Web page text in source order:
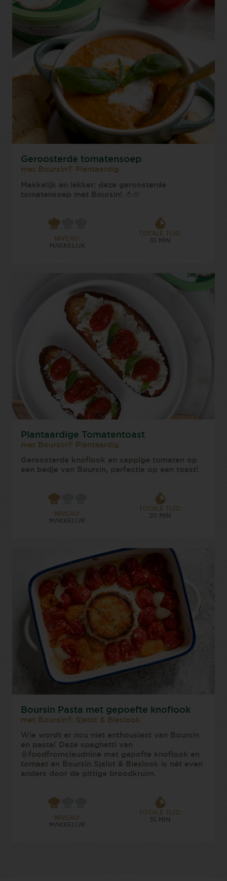
Geroosterde tomatensoep
met Boursin® Plantaardig
Makkelijk en lekker: deze geroosterde
tomatensoep met Boursin! 🍅🍲⁠
NIVEAU:
MAKKELIJK
TOTALE TIJD:
35 MIN
Plantaardige Tomatentoast
met Boursin® Plantaardig
Geroosterde knoflook en sappige tomaten op
een bedje van Boursin, perfectie op een toast!⁠
NIVEAU:
MAKKELIJK
TOTALE TIJD:
20 MIN
Boursin Pasta met gepoefte knoflook
met Boursin® Sjalot & Bieslook
Wie wordt er nou niet enthousiast van Boursin
en pasta! Deze spaghetti van
@foodfromclaudnine met gepofte knoflook en
tomaat en Boursin Sjalot & Bieslook is nét even
anders door de pittige broodkruim.
NIVEAU:
MAKKELIJK
TOTALE TIJD:
35 MIN